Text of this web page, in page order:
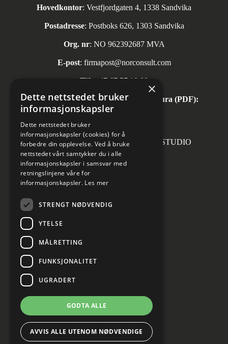
Hovedkontor: Vestfjordgaten 4, 1338 Sandvika
Postadresse: Postboks 626, 1303 Sandvika
Org. nr: NO 962392687 MVA
E-post: firmapost@norconsult.com
Tlf: +47 67 57 10 00
Automatisk mottak av inngående faktura (PDF):
invoice.no@norconsult.com
Forsidefoto: RASMUS HJORTSHOJ STUDIO
Cookies innstillinger
×
Dette nettstedet bruker
informasjonskapsler
Dette nettstedet bruker
informasjonskapsler (cookies) for å
forbedre din opplevelse. Ved å bruke
nettstedet vårt samtykker du i alle
informasjonskapsler i samsvar med
retningslinjene våre for
informasjonskapsler. Les mer
STRENGT NØDVENDIG
YTELSE
MÅLRETTING
FUNKSJONALITET
UGRADERT
GODTA ALLE
AVVIS ALLE UTENOM NØDVENDIGE